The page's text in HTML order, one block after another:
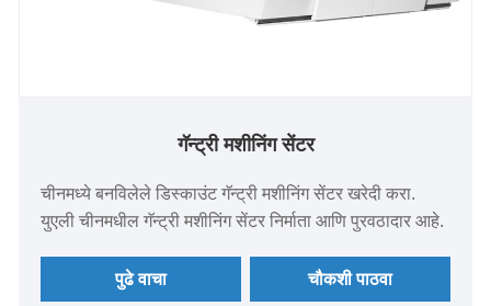
गॅन्ट्री मशीनिंग सेंटर
चीनमध्ये बनविलेले डिस्काउंट गॅन्ट्री मशीनिंग सेंटर खरेदी करा.
युएली चीनमधील गॅन्ट्री मशीनिंग सेंटर निर्माता आणि पुरवठादार आहे.
पुढे वाचा चौकशी पाठवा